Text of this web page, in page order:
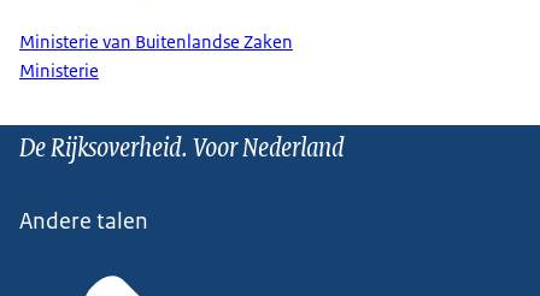
Ministerie van Buitenlandse Zaken
Ministerie
De Rijksoverheid. Voor Nederland
Andere talen